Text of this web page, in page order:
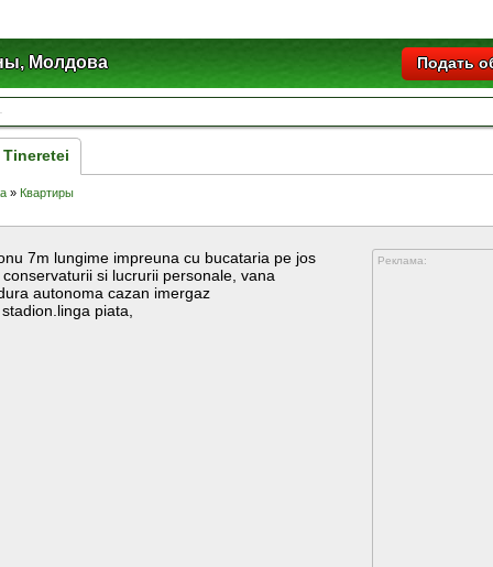
Молдова Подать
» Квартиры
Реклама:
7m lungime impreuna cu bucataria pe jos
si lucrurii personale, vana
autonoma cazan imergaz
piata,